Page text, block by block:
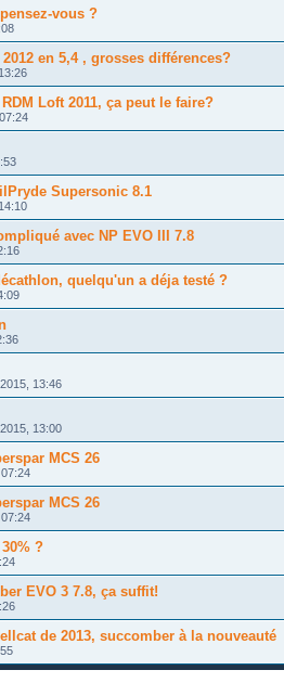
vous ?
en 5,4 , grosses différences?
Loft 2011, ça peut le faire?
Supersonic 8.1
avec NP EVO III 7.8
quelqu'un a déja testé ?
13:46
13:00
MCS 26
MCS 26
?
EVO 3 7.8, ça suffit!
de 2013, succomber à la nouveauté